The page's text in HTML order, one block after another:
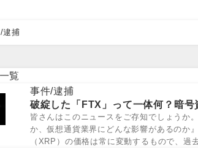
逮捕
覧
事件/逮捕
破綻した「FTX」って一体何？暗
皆さんはこのニュースをご存知でしょう
か、仮想通貨業界にどんな影響があるのか
（XRP）の価格は常に変動するもので、